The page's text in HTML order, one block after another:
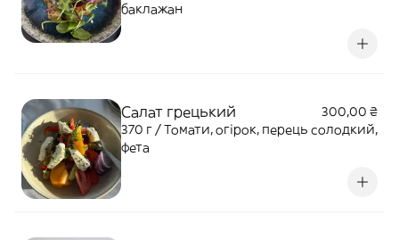
баклажан
Салат грецький
300,00 ₴
370 г / Томати, огірок, перець солодкий,
фета